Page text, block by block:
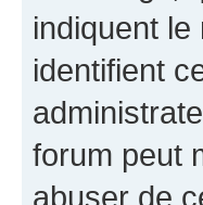
indiquent
identifient
forum peut
abuser de